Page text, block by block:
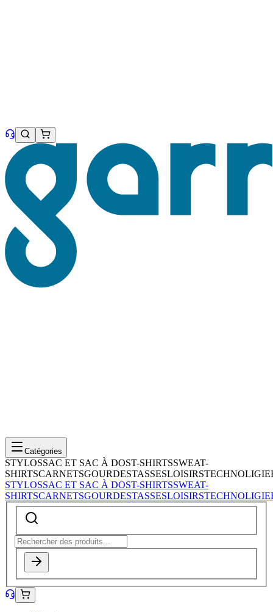
Catégories
STYLOSSAC ET SAC À DOST-SHIRTSSWEAT-
SHIRTSCARNETSGOURDESTASSESLOISIRSTECHNOLIGIE
STYLOSSAC ET SAC À DOST-SHIRTSSWEAT-
SHIRTSCARNETSGOURDESTASSESLOISIRSTECHNOLIGIE